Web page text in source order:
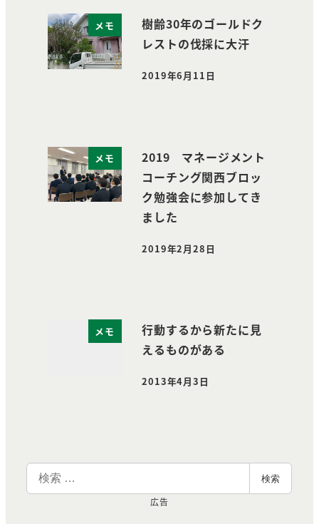
メモ
樹齢30年のゴールドク
レストの伐採に大汗
投稿日
2019年6月11日
メモ
2019 マネージメント
コーチング関西ブロッ
ク勉強会に参加してき
ました
投稿日
2019年2月28日
メモ
行動するから新たに見
えるものがある
投稿日
2013年4月3日
索
検索
広告